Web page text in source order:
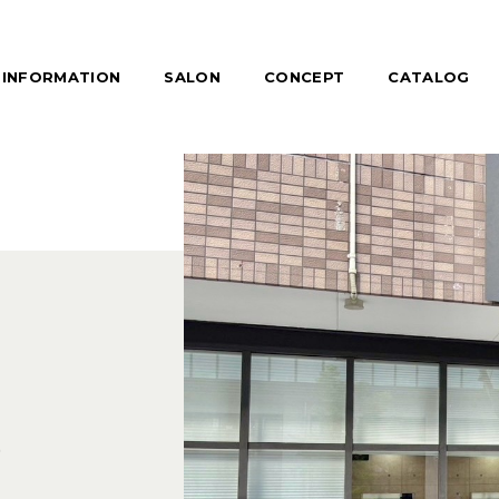
INFORMATION SALON CONCEPT CATALOG